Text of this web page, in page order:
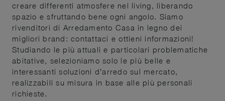
creare differenti atmosfere nel living, liberando
spazio e sfruttando bene ogni angolo. Siamo
rivenditori di Arredamento Casa in legno dei
migliori brand: contattaci e ottieni informazioni!
Studiando le più attuali e particolari problematiche
abitative, selezioniamo solo le più belle e
interessanti soluzioni d’arredo sul mercato,
realizzabili su misura in base alle più personali
richieste.